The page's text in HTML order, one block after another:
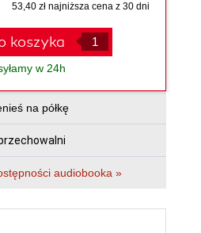
53,40 zł najniższa cena z 30 dni
koszyka
w 24h
na półkę
audiobooka »